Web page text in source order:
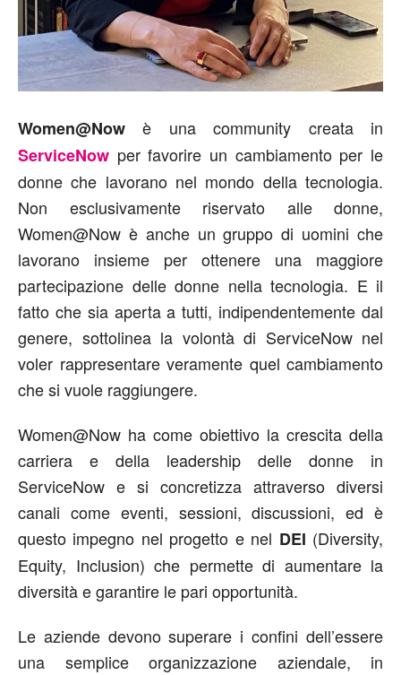
Women@Now è una community creata in
ServiceNow per favorire un cambiamento per le
donne che lavorano nel mondo della tecnologia.
Non esclusivamente riservato alle donne,
Women@Now è anche un gruppo di uomini che
lavorano insieme per ottenere una maggiore
partecipazione delle donne nella tecnologia. E il
fatto che sia aperta a tutti, indipendentemente dal
genere, sottolinea la volontà di ServiceNow nel
voler rappresentare veramente quel cambiamento
che si vuole raggiungere.
Women@Now ha come obiettivo la crescita della
carriera e della leadership delle donne in
ServiceNow e si concretizza attraverso diversi
canali come eventi, sessioni, discussioni, ed è
questo impegno nel progetto e nel DEI (Diversity,
Equity, Inclusion) che permette di aumentare la
diversità e garantire le pari opportunità.
Le aziende devono superare i confini dell’essere
una semplice organizzazione aziendale, in